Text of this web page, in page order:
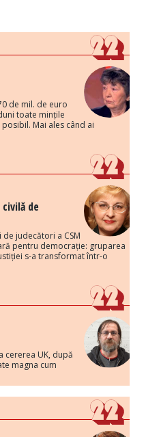
de mil. de euro
toate mințile
Mai ales când ai
de
judecători a CSM
pentru democrație: gruparea
s-a transformat într-o
cererea UK, după
magna cum